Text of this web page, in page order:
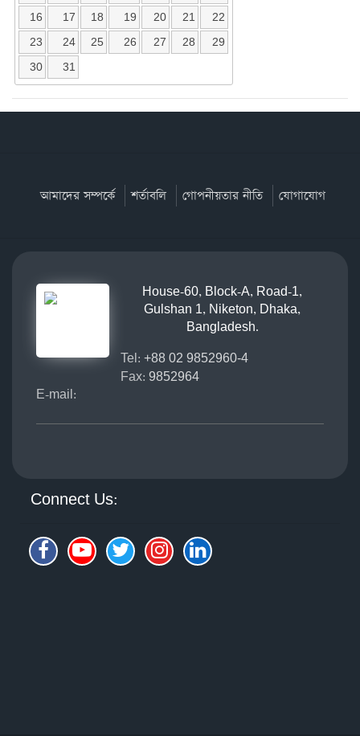
16
17 18 19 20 21
22
23
24 25 26 27 28
29
30
31
আমাদের সম্পর্কে শর্তাবলি গোপনীয়তার নীতি যোগাযোগ
House-60, Block-A, Road-1,
Gulshan 1, Niketon, Dhaka,
Bangladesh.
Tel: +88 02 9852960-4
Fax: 9852964
E-mail:
Connect Us: